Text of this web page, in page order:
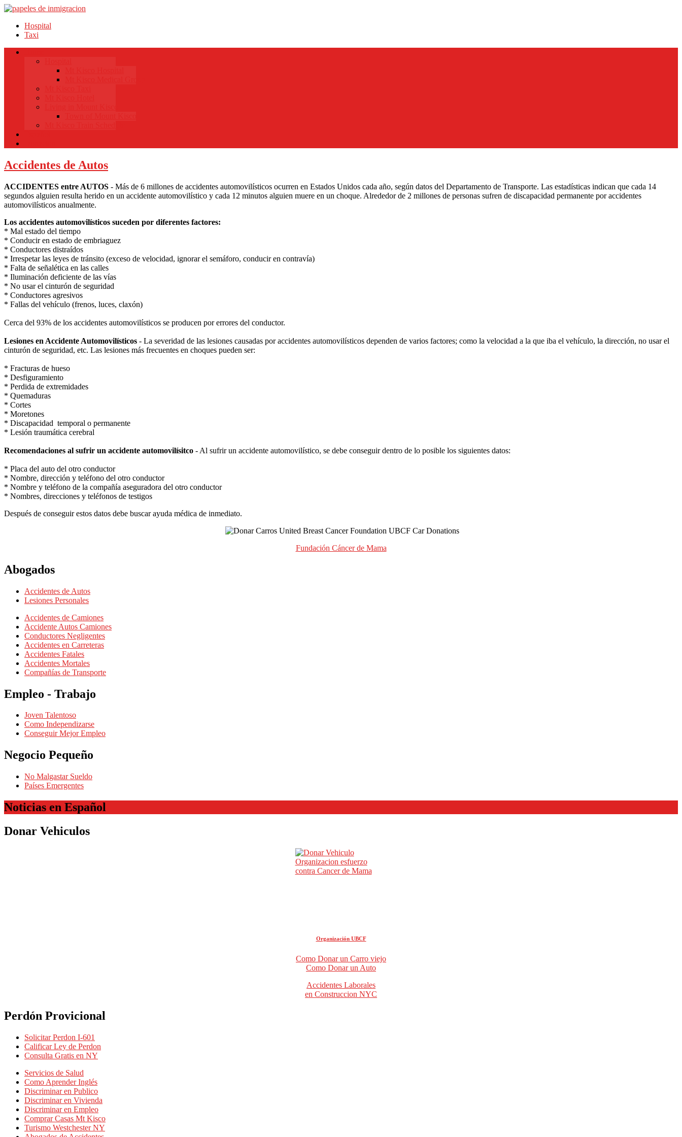
Hospital
Taxi
Accidentes de Autos
ACCIDENTES entre AUTOS - Más de 6 millones de accidentes automovilísticos ocurren en Estados Unidos cada año, según datos del Departamento de Transporte. Las estadísticas indican que cada 14
segundos alguien resulta herido en un accidente automovilístico y cada 12 minutos alguien muere en un choque. Alrededor de 2 millones de personas sufren de discapacidad permanente por accidentes
automovilísticos anualmente.
Los accidentes automovilísticos suceden por diferentes factores:
* Mal estado del tiempo
* Conducir en estado de embriaguez
* Conductores distraídos
* Irrespetar las leyes de tránsito (exceso de velocidad, ignorar el semáforo, conducir en contravía)
* Falta de señalética en las calles
* Iluminación deficiente de las vías
* No usar el cinturón de seguridad
* Conductores agresivos
* Fallas del vehículo (frenos, luces, claxón)
Cerca del 93% de los accidentes automovilísticos se producen por errores del conductor.
Lesiones en Accidente Automovilísticos - La severidad de las lesiones causadas por accidentes automovilísticos dependen de varios factores; como la velocidad a la que iba el vehículo, la dirección, no usar el
cinturón de seguridad, etc. Las lesiones más frecuentes en choques pueden ser:
* Fracturas de hueso
* Desfiguramiento
* Perdida de extremidades
* Quemaduras
* Cortes
* Moretones
* Discapacidad temporal o permanente
* Lesión traumática cerebral
Recomendaciones al sufrir un accidente automovilísitco - Al sufrir un accidente automovilístico, se debe conseguir dentro de lo posible los siguientes datos:
* Placa del auto del otro conductor
* Nombre, dirección y teléfono del otro conductor
* Nombre y teléfono de la compañía aseguradora del otro conductor
* Nombres, direcciones y teléfonos de testigos
Después de conseguir estos datos debe buscar ayuda médica de inmediato.
Fundación Cáncer de Mama
Abogados
Accidentes de Autos
Lesiones Personales
Accidentes de Camiones
Accidente Autos Camiones
Conductores Negligentes
Accidentes en Carreteras
Accidentes Fatales
Accidentes Mortales
Compañías de Transporte
Empleo - Trabajo
Joven Talentoso
Como Independizarse
Conseguir Mejor Empleo
Negocio Pequeño
No Malgastar Sueldo
Países Emergentes
Noticias en Español
Donar Vehiculos
Organización UBCF
Como Donar un Carro viejo
Como Donar un Auto
Accidentes Laborales
en Construccion NYC
Perdón Provicional
Solicitar Perdon I-601
Calificar Ley de Perdon
Consulta Gratis en NY
Servicios de Salud
Como Aprender Inglés
Discriminar en Publico
Discriminar en Vivienda
Discriminar en Empleo
Comprar Casas Mt Kisco
Turismo Westchester NY